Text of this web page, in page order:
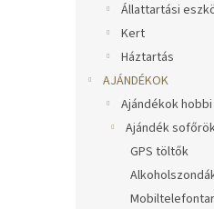
Állattartási
Kert
Háztartás
AJÁNDÉKOK
Ajándékok hobbi
Ajándék
GPS töltők